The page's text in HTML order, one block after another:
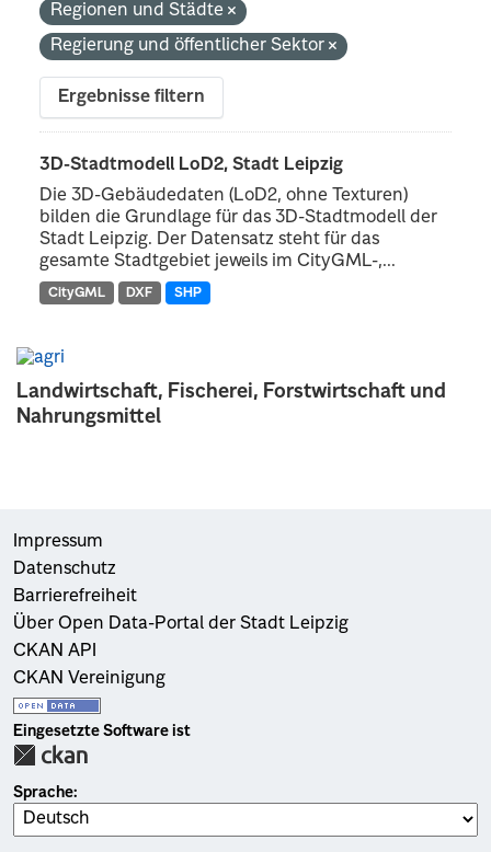
Landwirtschaft, Fischerei, Forstwirtschaft und
Nahrungsmittel
Regionen und Städte
Regierung und öffentlicher Sektor
Ergebnisse filtern
3D-Stadtmodell LoD2, Stadt Leipzig
Die 3D-Gebäudedaten (LoD2, ohne Texturen)
bilden die Grundlage für das 3D-Stadtmodell der
Stadt Leipzig. Der Datensatz steht für das
gesamte Stadtgebiet jeweils im CityGML-,...
CityGML DXF SHP
Impressum
Datenschutz
Barrierefreiheit
Über Open Data-Portal der Stadt Leipzig
CKAN API
CKAN Vereinigung
Eingesetzte Software ist
Sprache